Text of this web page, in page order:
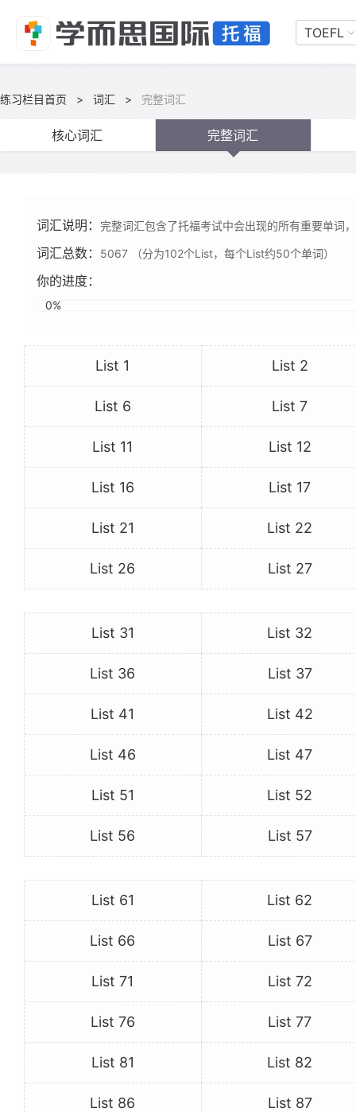
TOEFL
练习栏目首页 > 词汇 > 完整词汇
核心词汇 完整词汇
词汇说明： 完整词汇包含了托福考试中会出现的所有重要单词
词汇总数： 5067 （分为102个List，每个List约50个单词）
你的进度：
0%
List 1 List 2
List 6 List 7
List 11 List 12
List 16 List 17
List 21 List 22
List 26 List 27
List 31 List 32
List 36 List 37
List 41 List 42
List 46 List 47
List 51 List 52
List 56 List 57
List 61 List 62
List 66 List 67
List 71 List 72
List 76 List 77
List 81 List 82
List 86 List 87